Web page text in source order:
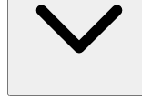
1x
1x Extra
1x